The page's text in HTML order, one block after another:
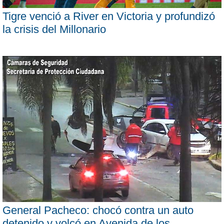
Tigre venció a River en Victoria y profundizó
la crisis del Millonario
General Pacheco: chocó contra un auto